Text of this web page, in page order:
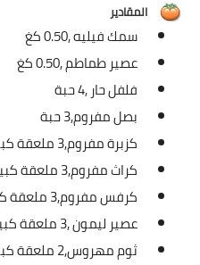
المقادير
سمك فيليه ,0.50 كغ
عصير طماطم ,0.50 كغ
فلفل حار ,4 حبة
بصل مفروم,3 حبة
كزبرة مفروم,3 ملعقة كبيرة
كراث مفروم,3 ملعقة كبيرة
كرفس مفروم,3 ملعقة كبيرة
عصير ليمون ,3 ملعقة كبيرة
ثوم مهروس,2 ملعقة كبيرة